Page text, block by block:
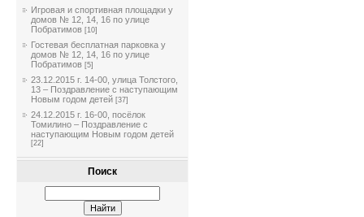
Игровая и спортивная площадки у
домов № 12, 14, 16 по улице
Побратимов [10]
Гостевая бесплатная парковка у
домов № 12, 14, 16 по улице
Побратимов [5]
23.12.2015 г. 14-00, улица Толстого,
13 – Поздравление с наступающим
Новым годом детей [37]
24.12.2015 г. 16-00, посёлок
Томилино – Поздравление с
наступающим Новым годом детей
[22]
Поиск